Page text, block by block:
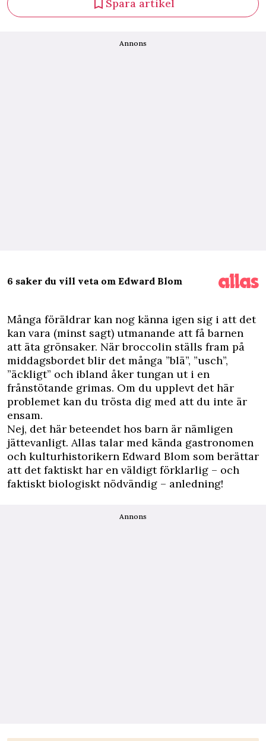
Spara artikel
Annons
6 saker du vill veta om Edward Blom
Många föräldrar kan nog känna igen sig i att det
kan vara (minst sagt) utmanande att få barnen
att äta grönsaker. När broccolin ställs fram på
middagsbordet blir det många ”blä”, ”usch”,
”äckligt” och ibland åker tungan ut i en
frånstötande grimas. Om du upplevt det här
problemet kan du trösta dig med att du inte är
ensam.
Nej, det här beteendet hos barn är nämligen
jättevanligt. Allas talar med kända gastronomen
och kulturhistorikern Edward Blom som berättar
att det faktiskt har en väldigt förklarlig – och
faktiskt biologiskt nödvändig – anledning!
Annons